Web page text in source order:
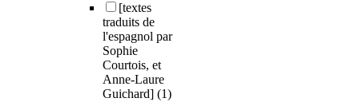
[textes
traduits de
l'espagnol par
Sophie
Courtois, et
Anne-Laure
Guichard] (1)